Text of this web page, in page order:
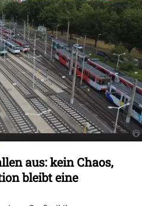
aus: kein Chaos,
bleibt eine